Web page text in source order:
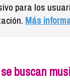
para los
Más
buscan